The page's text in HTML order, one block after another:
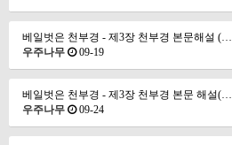
베일벗은 천부경 - 제3장 천부경 본문해설 (…
우주나무
09-19
베일벗은 천부경 - 제3장 천부경 본문 해설(…
우주나무
09-24